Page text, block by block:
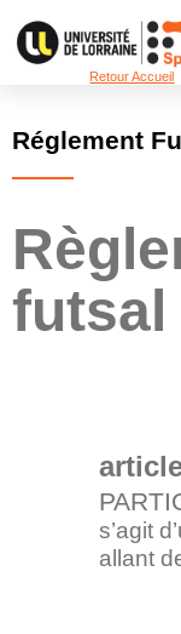
Retour Accueil
Réglement
futsal
s’agit
allant